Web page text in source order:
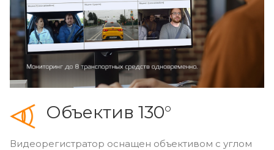
Объектив 130°
Видеорегистратор оснащен объективом с углом